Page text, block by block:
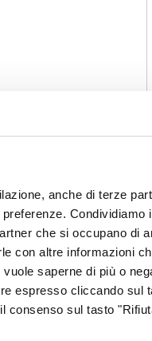
anche di terze
che si occupano di
con altre informazioni
saperne di più o
espresso cliccando sul
consenso sul tasto